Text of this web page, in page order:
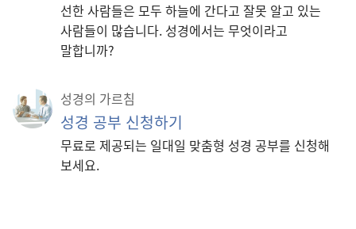
선한 사람들은 모두 하늘에 간다고 잘못 알고 있는
사람들이 많습니다. 성경에서는 무엇이라고
말합니까?
성경의 가르침
성경 공부 신청하기
무료로 제공되는 일대일 맞춤형 성경 공부를 신청해
보세요.